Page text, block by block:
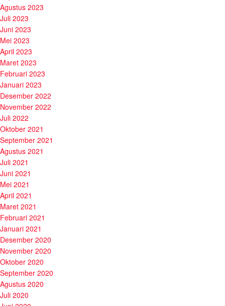
Agustus 2023
Juli 2023
Juni 2023
Mei 2023
April 2023
Maret 2023
Februari 2023
Januari 2023
Desember 2022
November 2022
Juli 2022
Oktober 2021
September 2021
Agustus 2021
Juli 2021
Juni 2021
Mei 2021
April 2021
Maret 2021
Februari 2021
Januari 2021
Desember 2020
November 2020
Oktober 2020
September 2020
Agustus 2020
Juli 2020